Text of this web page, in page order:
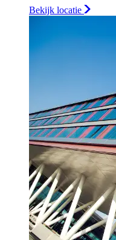
Bekijk locatie